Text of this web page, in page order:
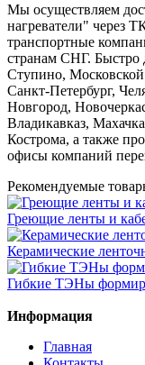
Мы осуществляем
нагреватели" через
транспортные
странам СНГ. Быстро
Ступино, Московской
Санкт-Петербург,
Новгород,
Владикавказ,
Кострома, а также
офисы компаний
Рекомендуемые
Греющие ленты и
Керамические
Гибкие ТЭНы
Информация
Главная